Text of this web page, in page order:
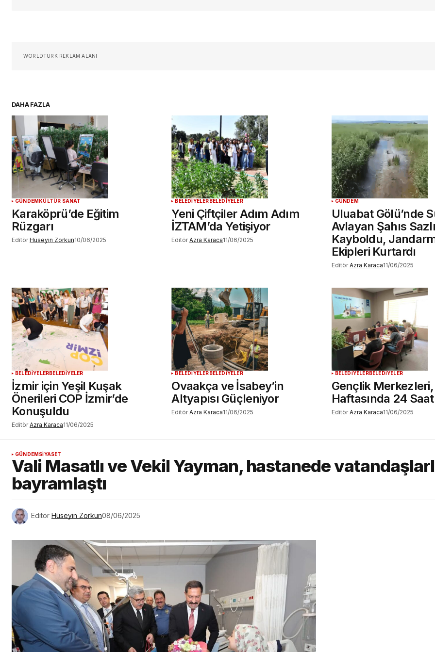
YORUM GÖNDER
WORLDTURK REKLAM ALANI
DAHA FAZLA
GÜNDEMKÜLTÜR SANAT
Karaköprü’de Eğitim
Rüzgarı
Editör Hüseyin Zorkun10/06/2025
BELEDİYELERBELEDİYELER
Yeni Çiftçiler Adım Adım
İZTAM’da Yetişiyor
Editör Azra Karaca11/06/2025
GÜNDEM
Uluabat Gölü’nde
Avlayan Şahıs
Kayboldu,
Ekipleri Kurtardı
Editör Azra Karaca11/06/2025
BELEDİYELERBELEDİYELER
İzmir için Yeşil Kuşak
Önerileri COP İzmir’de
Konuşuldu
Editör Azra Karaca11/06/2025
BELEDİYELERBELEDİYELER
Ovaakça ve İsabey’in
Altyapısı Güçleniyor
Editör Azra Karaca11/06/2025
BELEDİYELERBELEDİYELER
Gençlik Merkezleri,
Haftasında 24
Editör Azra Karaca11/06/2025
GÜNDEM SİYASET
Vali Masatlı ve Vekil Yayman, hastanede
bayramlaştı
Editör Hüseyin Zorkun08/06/2025